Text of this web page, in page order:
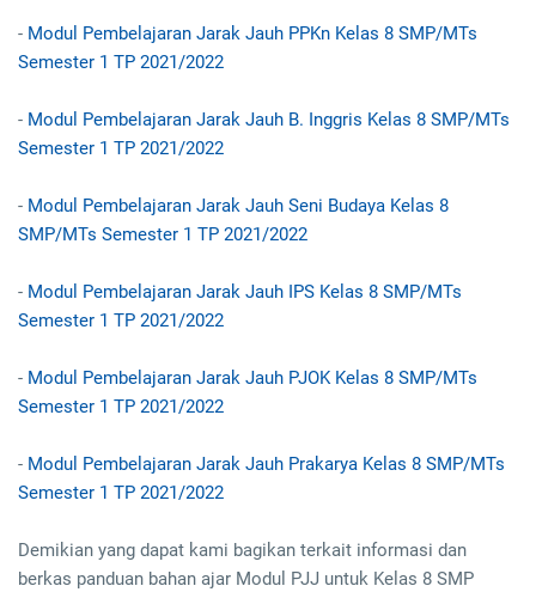
- Modul Pembelajaran Jarak Jauh PPKn Kelas 8 SMP/MTs
Semester 1 TP 2021/2022
- Modul Pembelajaran Jarak Jauh B. Inggris Kelas 8 SMP/MTs
Semester 1 TP 2021/2022
- Modul Pembelajaran Jarak Jauh Seni Budaya Kelas 8
SMP/MTs Semester 1 TP 2021/2022
- Modul Pembelajaran Jarak Jauh IPS Kelas 8 SMP/MTs
Semester 1 TP 2021/2022
- Modul Pembelajaran Jarak Jauh PJOK Kelas 8 SMP/MTs
Semester 1 TP 2021/2022
- Modul Pembelajaran Jarak Jauh Prakarya Kelas 8 SMP/MTs
Semester 1 TP 2021/2022
Demikian yang dapat kami bagikan terkait informasi dan
berkas panduan bahan ajar Modul PJJ untuk Kelas 8 SMP